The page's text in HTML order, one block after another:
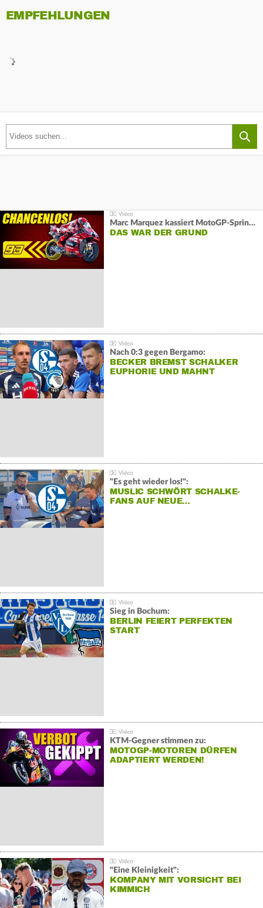
EMPFEHLUNGEN
Marc Marquez kassiert MotoGP-Sprint-Schlappe:
DAS WAR DER GRUND
Nach 0:3 gegen Bergamo:
BECKER BREMST SCHALKER
EUPHORIE UND MAHNT
"Es geht wieder los!":
MUSLIC SCHWÖRT SCHALKE-
FANS AUF NEUE…
Sieg in Bochum:
BERLIN FEIERT PERFEKTEN
START
KTM-Gegner stimmen zu:
MOTOGP-MOTOREN DÜRFEN
ADAPTIERT WERDEN!
"Eine Kleinigkeit":
KOMPANY MIT VORSICHT BEI
KIMMICH